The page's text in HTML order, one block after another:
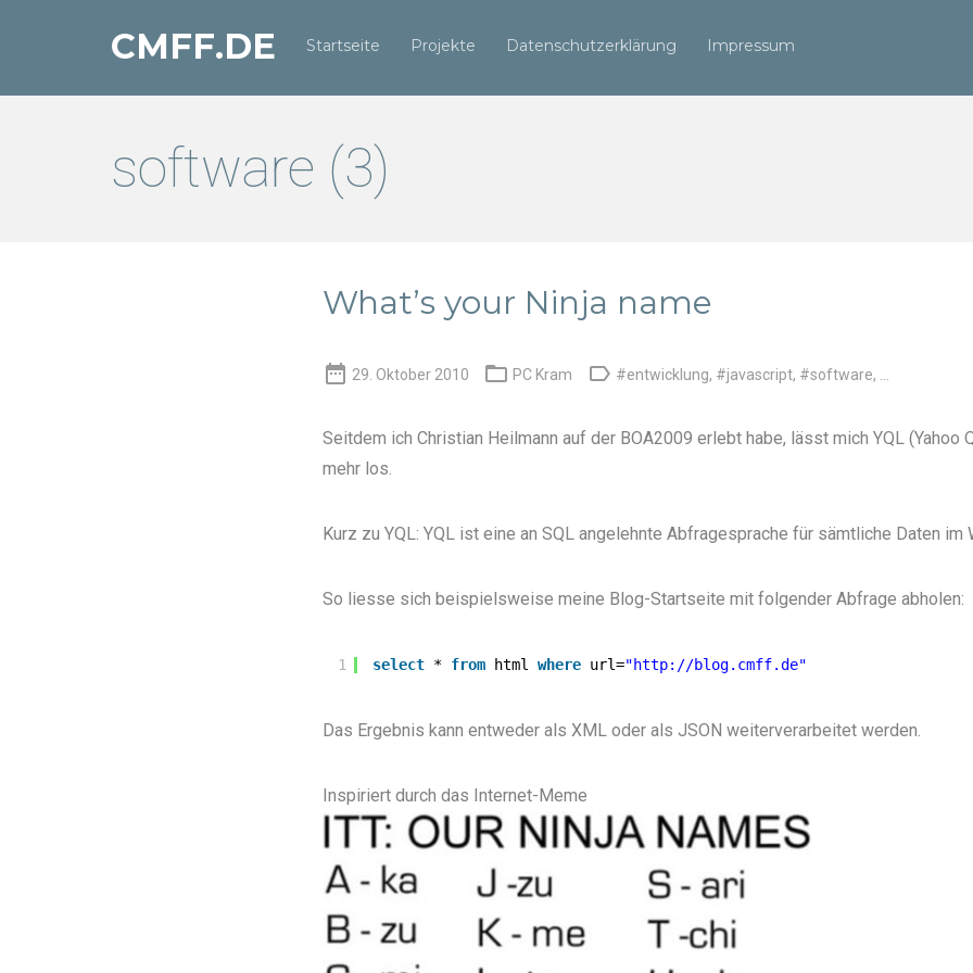
CMFF.DE Startseite Projekte Datenschutzerklärung Impressum
software (3)
What’s your Ninja name
 29. Oktober 2010  PC Kram  #entwicklung, #javascript, #software, ...
Seitdem ich Christian Heilmann auf der BOA2009 erlebt habe, lässt mich YQL (Yahoo
mehr los.
Kurz zu YQL: YQL ist eine an SQL angelehnte Abfragesprache für sämtliche Daten im
So liesse sich beispielsweise meine Blog-Startseite mit folgender Abfrage abholen:
1 select * from html where url="http://blog.cmff.de"
Das Ergebnis kann entweder als XML oder als JSON weiterverarbeitet werden.
Inspiriert durch das Internet-Meme